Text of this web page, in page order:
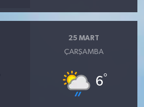
25 MART
ÇARŞAMBA
6°